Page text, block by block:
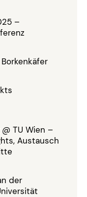
–
TU Wien –
Austausch
der